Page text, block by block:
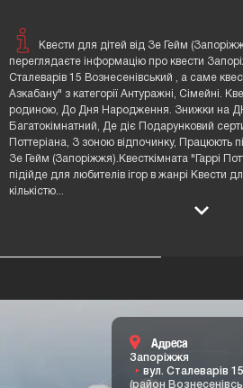
Квести для дітей від Зе Гейм
переглядаєте інформацію про квести
Сталеварів 15 Вознесенівський , а саме
Азкабану" з категорії Антуражні, Сімейні.
родиною, До Дня Народження. Знижки на
Багатокімнатний, Де діє Подарунковий
Поттерiана, З зоною відпочинку, Працюють
Зе Гейм (Запоріжжя).Квесткімната "Гаррі
підійде для любителів ігор в жанрі Квести
Адреса
Запоріжжя
вул. Сталеварів 15